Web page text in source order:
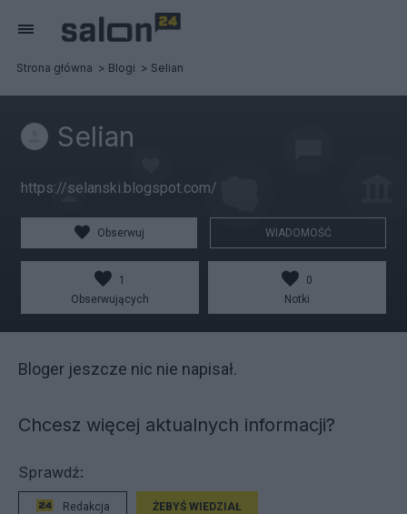
Strona główna Blogi Selian
Selian
https://selanski.blogspot.com/
Obserwuj WIADOMOŚĆ
1
Obserwujących
0
Notki
Bloger jeszcze nic nie napisał.
Chcesz więcej aktualnych informacji?
Sprawdź:
Redakcja ŻEBYŚ WIEDZIAŁ